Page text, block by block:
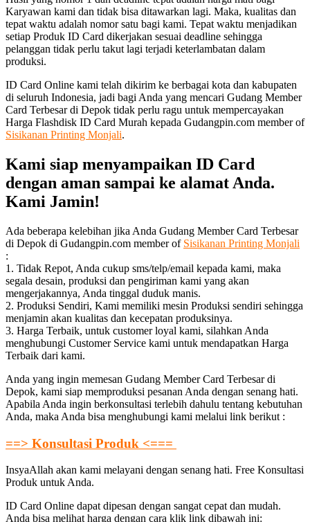
Karyawan kami dan tidak bisa ditawarkan lagi. Maka, kualitas dan
tepat waktu adalah nomor satu bagi kami. Tepat waktu menjadikan
setiap Produk ID Card dikerjakan sesuai deadline sehingga
pelanggan tidak perlu takut lagi terjadi keterlambatan dalam
produksi.
ID Card Online kami telah dikirim ke berbagai kota dan kabupaten
di seluruh Indonesia, jadi bagi Anda yang mencari Gudang Member
Card Terbesar di Depok tidak perlu ragu untuk mempercayakan
Harga Flashdisk ID Card Murah kepada Gudangpin.com member of
Sisikanan Printing Monjali.
Kami siap menyampaikan ID Card
dengan aman sampai ke alamat Anda.
Kami Jamin!
Ada beberapa kelebihan jika Anda Gudang Member Card Terbesar
di Depok di Gudangpin.com member of Sisikanan Printing Monjali
:
1. Tidak Repot, Anda cukup sms/telp/email kepada kami, maka
segala desain, produksi dan pengiriman kami yang akan
mengerjakannya, Anda tinggal duduk manis.
2. Produksi Sendiri, Kami memiliki mesin Produksi sendiri sehingga
menjamin akan kualitas dan kecepatan produksinya.
3. Harga Terbaik, untuk customer loyal kami, silahkan Anda
menghubungi Customer Service kami untuk mendapatkan Harga
Terbaik dari kami.
Anda yang ingin memesan Gudang Member Card Terbesar di
Depok, kami siap memproduksi pesanan Anda dengan senang hati.
Apabila Anda ingin berkonsultasi terlebih dahulu tentang kebutuhan
Anda, maka Anda bisa menghubungi kami melalui link berikut :
==> Konsultasi Produk <===
InsyaAllah akan kami melayani dengan senang hati. Free Konsultasi
Produk untuk Anda.
ID Card Online dapat dipesan dengan sangat cepat dan mudah.
Anda bisa melihat harga dengan cara klik link dibawah ini: